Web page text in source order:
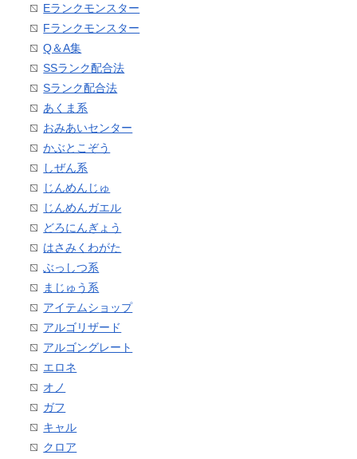
Eランクモンスター
Fランクモンスター
Q＆A集
SSランク配合法
Sランク配合法
あくま系
おみあいセンター
かぶとこぞう
しぜん系
じんめんじゅ
じんめんガエル
どろにんぎょう
はさみくわがた
ぶっしつ系
まじゅう系
アイテムショップ
アルゴリザード
アルゴングレート
エロネ
オノ
ガフ
キャル
クロア